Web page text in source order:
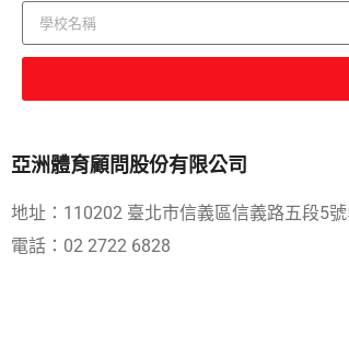
亞洲體育顧問股份有限公司
地址：110202 臺北市信義區信義路五段5
電話：02 2722 6828